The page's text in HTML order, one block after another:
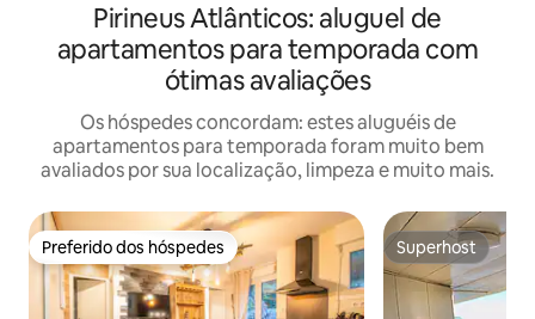
Pirineus Atlânticos: aluguel de
apartamentos para temporada com
ótimas avaliações
Os hóspedes concordam: estes aluguéis de
apartamentos para temporada foram muito bem
avaliados por sua localização, limpeza e muito mais.
Preferido dos hóspedes
Preferido dos hóspedes Superhost
Superhost